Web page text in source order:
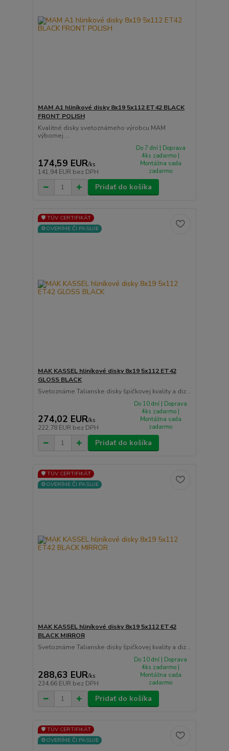
MAM A1 hliníkové disky 8x19 5x112 ET42 BLACK
FRONT POLISH
Kvalitné disky svetoznámeho výrobcu MAM
výbornej ...
174,59 EUR/ks
141,94 EUR bez DPH
Do 7 dní | Doprava
4ks zadarmo |
Montážna sada
zadarmo
Pridať do košíka
🛡️ TÜV CERTIFIKÁT
⚙️OVERÍME ČI PASUJE
MAK KASSEL hliníkové disky 8x19 5x112 ET42
GLOSS BLACK
Svetoznáme Talianske disky špičkovej kvality a diz...
274,02 EUR/ks
222,78 EUR bez DPH
Do 10 dní | Doprava
4ks zadarmo |
Montážna sada
zadarmo
Pridať do košíka
🛡️ TÜV CERTIFIKÁT
⚙️OVERÍME ČI PASUJE
MAK KASSEL hliníkové disky 8x19 5x112 ET42
BLACK MIRROR
Svetoznáme Talianske disky špičkovej kvality a diz...
288,63 EUR/ks
234,66 EUR bez DPH
Do 10 dní | Doprava
4ks zadarmo |
Montážna sada
zadarmo
Pridať do košíka
🛡️ TÜV CERTIFIKÁT
⚙️OVERÍME ČI PASUJE